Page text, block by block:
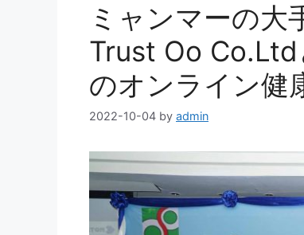
ミャンマーの大
Trust Oo Co.Ltd
のオンライン健
2022-10-04 by admin